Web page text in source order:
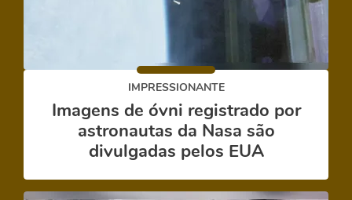
IMPRESSIONANTE
Imagens de óvni registrado por
astronautas da Nasa são
divulgadas pelos EUA